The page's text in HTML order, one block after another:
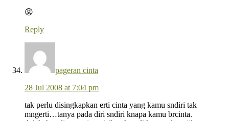
😡
Reply
pageran cinta
28 Jul 2008 at 7:04 pm
tak perlu disingkapkan erti cinta yang kamu sndiri tak
mngerti…tanya pada diri sndiri knapa kamu brcinta.